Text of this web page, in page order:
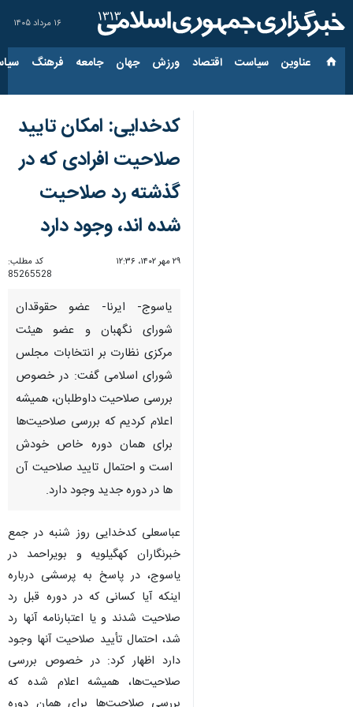
۱۶ مرداد ۱۴۰۵
عناوین‌ سیاست اقتصاد ورزش جهان جامعه فرهنگ
کدخدایی: امکان تایید
صلاحیت افرادی که در
گذشته رد صلاحیت
شده اند، وجود دارد
۲۹ مهر ۱۴۰۲، ۱۲:۳۶
کد مطلب:
85265528
یاسوج- ایرنا- عضو حقوقدان
شورای نگهبان و عضو هیئت
مرکزی نظارت بر انتخابات مجلس
شورای اسلامی گفت: در خصوص
بررسی صلاحیت‌ داوطلبان، همیشه
اعلام کردیم که بررسی صلاحیت‌ها
برای همان دوره خاص خودش
است و احتمال تایید صلاحیت آن
ها در دوره جدید وجود دارد.
عباسعلی کدخدایی روز شنبه در جمع
خبرنگاران کهگیلویه و بویراحمد در
یاسوج، در پاسخ به پرسشی درباره
اینکه آیا کسانی که در دوره قبل رد
صلاحیت شدند و یا اعتبارنامه آنها رد
شد، احتمال تأیید صلاحیت آنها وجود
دارد اظهار کرد: در خصوص بررسی
صلاحیت‌ها، همیشه اعلام شده که